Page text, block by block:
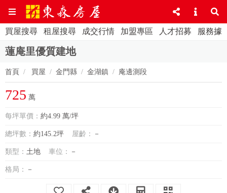
買屋搜尋 租屋搜尋 成交行情 加盟專區 人才招募 服務據
蓮庵里優質建地
首頁 買屋 金門縣 金湖鎮 庵邊測段
725 萬
每坪單價： 約4.99 萬/坪
總坪數： 約145.2坪 屋齡： －
類型： 土地 車位： －
格局： －